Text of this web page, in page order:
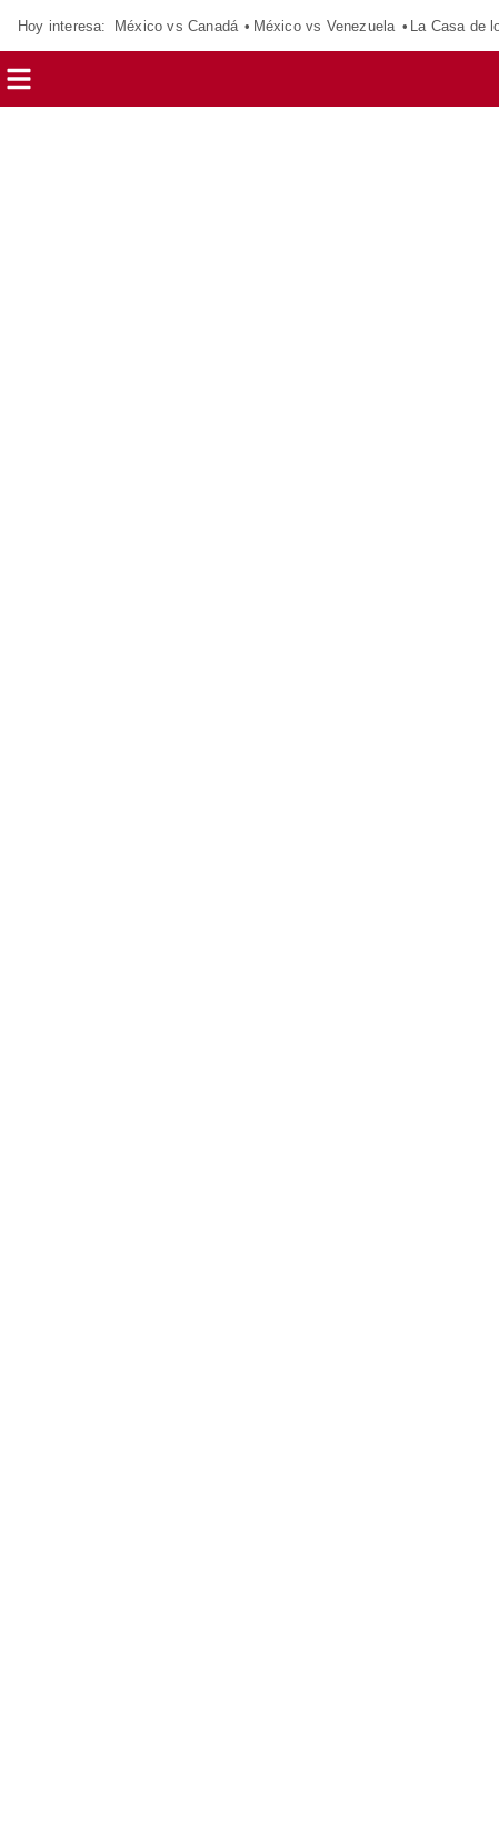
Hoy interesa: México vs Canadá México vs Venezuela La Casa de